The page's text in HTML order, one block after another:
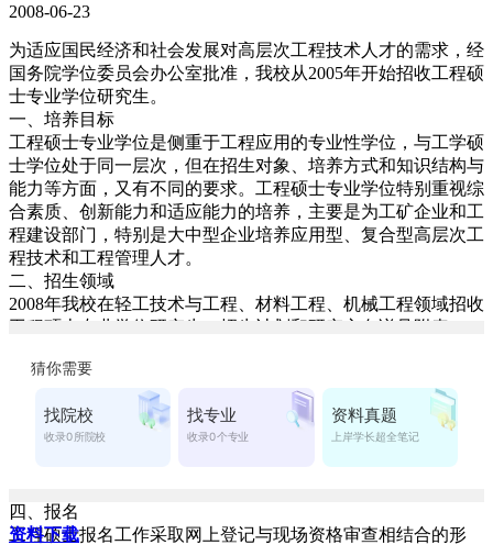
2008-06-23
为适应国民经济和社会发展对高层次工程技术人才的需求，经
国务院学位委员会办公室批准，我校从2005年开始招收工程硕
士专业学位研究生。
一、培养目标
工程硕士专业学位是侧重于工程应用的专业性学位，与工学硕
士学位处于同一层次，但在招生对象、培养方式和知识结构与
能力等方面，又有不同的要求。工程硕士专业学位特别重视综
合素质、创新能力和适应能力的培养，主要是为工矿企业和工
程建设部门，特别是大中型企业培养应用型、复合型高层次工
程技术和工程管理人才。
二、招生领域
2008年我校在轻工技术与工程、材料工程、机械工程领域招收
工程硕士专业学位研究生，招生计划和研究方向详见附表。
具备以下条件之一的在职工程技术或工程管理人员，或在学校
从事工程技术与工程管理教学的教师可以报考：
1、2005年7月31日前获得学士学位。
2、2004年7月31日前获得国民教育系列大学本科学历。(录取
具有国民教育序列大学本科毕业学历但未获得学士学位的人
四、报名
工程硕士报名工作采取网上登记与现场资格审查相结合的形
资料下载